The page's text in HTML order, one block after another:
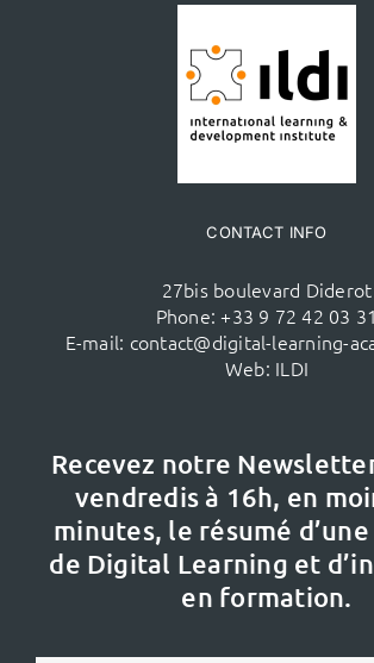
CONTACT INFO
27bis boulevard Diderot
Phone: +33 9 72 42 03 31
E-mail: contact@digital-learning-
Web: ILDI
Recevez notre
vendredis à 16h, en
minutes, le résumé
de Digital Learning et
en formation.